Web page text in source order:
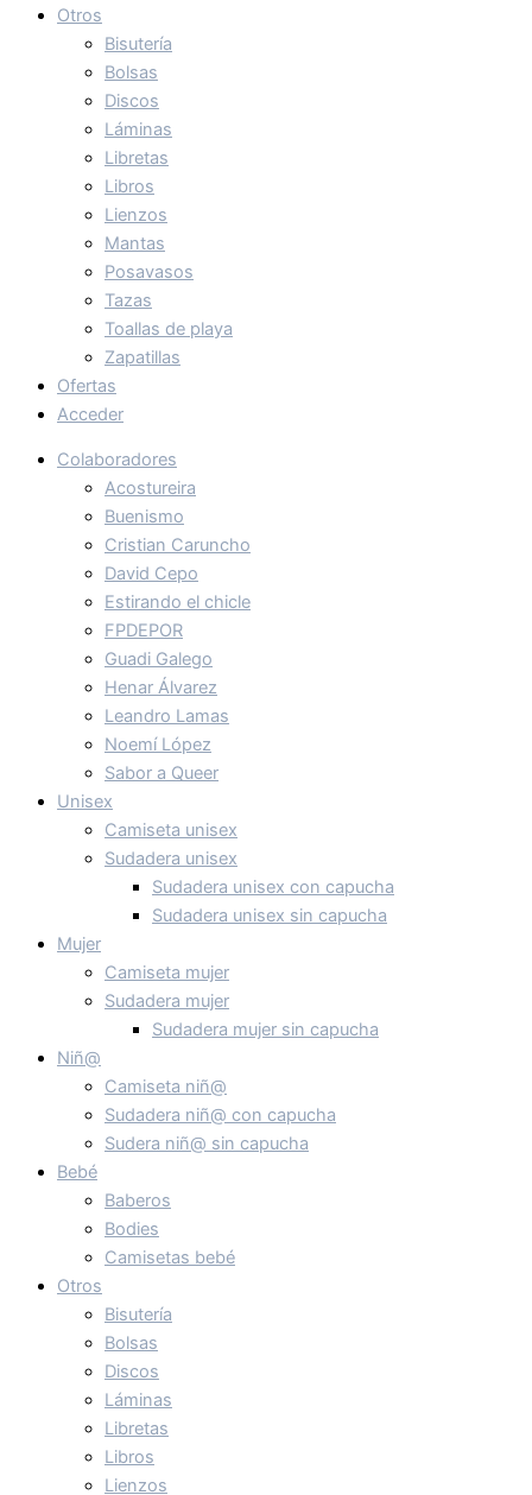
Otros
Bisutería
Bolsas
Discos
Láminas
Libretas
Libros
Lienzos
Mantas
Posavasos
Tazas
Toallas de playa
Zapatillas
Ofertas
Acceder
Colaboradores
Acostureira
Buenismo
Cristian Caruncho
David Cepo
Estirando el chicle
FPDEPOR
Guadi Galego
Henar Álvarez
Leandro Lamas
Noemí López
Sabor a Queer
Unisex
Camiseta unisex
Sudadera unisex
Sudadera unisex con capucha
Sudadera unisex sin capucha
Mujer
Camiseta mujer
Sudadera mujer
Sudadera mujer sin capucha
Niñ@
Camiseta niñ@
Sudadera niñ@ con capucha
Sudera niñ@ sin capucha
Bebé
Baberos
Bodies
Camisetas bebé
Otros
Bisutería
Bolsas
Discos
Láminas
Libretas
Libros
Lienzos